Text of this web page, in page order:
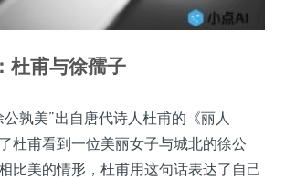
杜甫与徐孺子
孰美”出自唐代诗人杜甫的《丽人
杜甫看到一位美丽女子与城北的徐公
比美的情形，杜甫用这句话表达了自己